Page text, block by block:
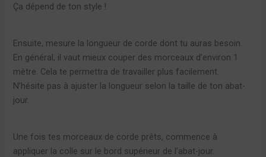
Ça dépend de ton style !
Ensuite, mesure la longueur de corde dont tu auras besoin.
En général, il vaut mieux couper des morceaux d’environ 1
mètre. Cela te permettra de travailler plus facilement.
N’hésite pas à ajuster la longueur selon la taille de ton abat-
jour.
Une fois tes morceaux de corde prêts, commence à
appliquer la colle sur le bord supérieur de l’abat-jour.